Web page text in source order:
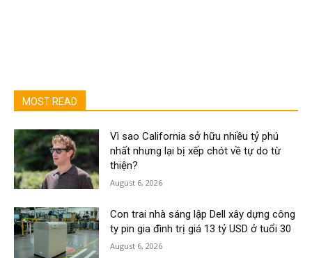
MOST READ
Vì sao California sở hữu nhiều tỷ phú
nhất nhưng lại bị xếp chót về tự do từ
thiện?
August 6, 2026
Con trai nhà sáng lập Dell xây dựng công
ty pin gia đình trị giá 13 tỷ USD ở tuổi 30
August 6, 2026